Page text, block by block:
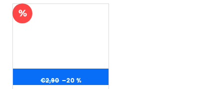
€2,90 –20 %